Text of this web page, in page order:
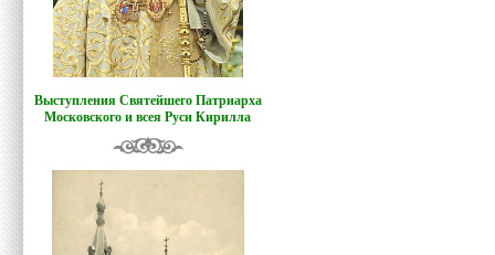
Выступления Святейшего Патриарха
Московского и всея Руси Кирилла